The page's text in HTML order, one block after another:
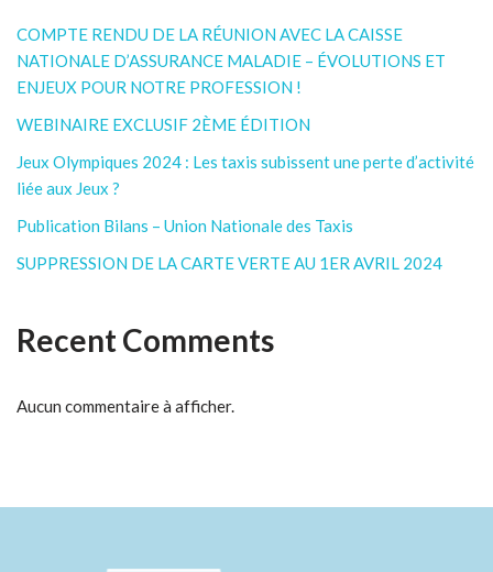
COMPTE RENDU DE LA RÉUNION AVEC LA CAISSE
NATIONALE D’ASSURANCE MALADIE – ÉVOLUTIONS ET
ENJEUX POUR NOTRE PROFESSION !
WEBINAIRE EXCLUSIF 2ÈME ÉDITION
Jeux Olympiques 2024 : Les taxis subissent une perte d’activité
liée aux Jeux ?
Publication Bilans – Union Nationale des Taxis
SUPPRESSION DE LA CARTE VERTE AU 1ER AVRIL 2024
Recent Comments
Aucun commentaire à afficher.